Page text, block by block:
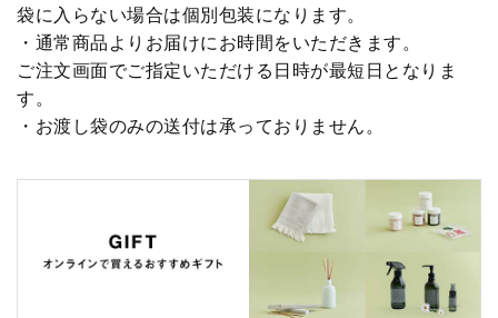
袋に入らない場合は個別包装になります。
・通常商品よりお届けにお時間をいただきます。
ご注文画面でご指定いただける日時が最短日となりま
す。
・お渡し袋のみの送付は承っておりません。